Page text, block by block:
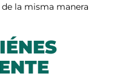
la misma manera